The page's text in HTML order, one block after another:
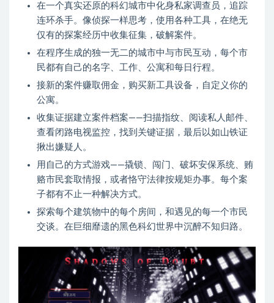
在一个真实还原的科幻城市中化身私家调查员，追踪
连环杀手。像侦探一样思考，使用各种工具，在绝无
仅有的探案经历中收集征集，破解案件。
在程序生成的独一无二的城市中与市民互动，每个市
民都有自己的名字、工作、公寓和每日行程。
接新的案件赚取佣金，购买新工具设备，自定义你的
公寓。
收集证据建立案件档案——扫描指纹、阅读私人邮件、
查看闭路电视监控，找到关键证据，最后以如山铁证
揪出嫌疑人。
用自己的方式游戏——撬锁、闯门、破坏安保系统、贿
赂市民套取情报，或者恪守法律按规矩办事。每个案
子都有不止一种解决方式。
探索每个建筑物中的每个房间，和遇见的每一个市民
交谈。在巨细靡遗的黑色科幻世界中沉醉不知归路。